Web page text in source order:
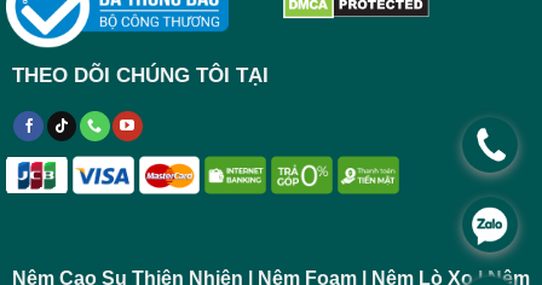
THEO DÕI CHÚNG TÔI TẠI
Nệm Cao Su Thiên Nhiên | Nệm Foam | Nệm Lò Xo | Nệm
.
.